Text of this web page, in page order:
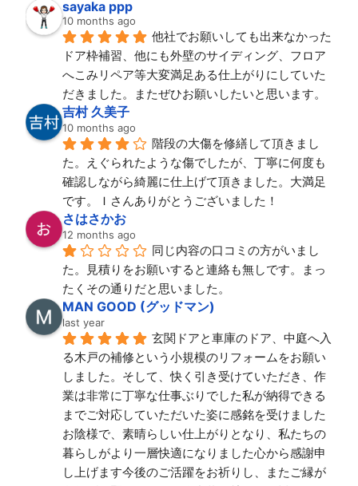
sayaka ppp
10 months ago
他社でお願いしても出来なかった
ドア枠補習、他にも外壁のサイディング、フロア
へこみリペア等大変満足ある仕上がりにしていた
だきました。またぜひお願いしたいと思います。
吉村 久美子
10 months ago
階段の大傷を修繕して頂きまし
た。えぐられたような傷でしたが、丁寧に何度も
確認しながら綺麗に仕上げて頂きました。大満足
です。Ｉさんありがとうございました！
さはさかお
12 months ago
同じ内容の口コミの方がいまし
た。見積りをお願いすると連絡も無しです。まっ
たくその通りだと思いました。
MAN GOOD (グッドマン)
last year
玄関ドアと車庫のドア、中庭へ入
る木戸の補修という小規模のリフォームをお願い
しました。そして、快く引き受けていただき、作
業は非常に丁寧な仕事ぶりでした私が納得できる
までご対応していただいた姿に感銘を受けました
お陰様で、素晴らしい仕上がりとなり、私たちの
暮らしがより一層快適になりました心から感謝申
し上げます今後のご活躍をお祈りし、またご縁が